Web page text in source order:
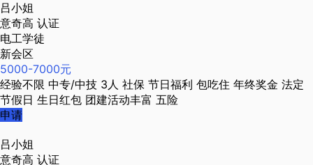
吕小姐
意奇高 认证
电工学徒
新会区
5000-7000元
经验不限 中专/中技 3人 社保 节日福利 包吃住 年终奖金 法定
节假日 生日红包 团建活动丰富 五险
申请
吕小姐
意奇高 认证